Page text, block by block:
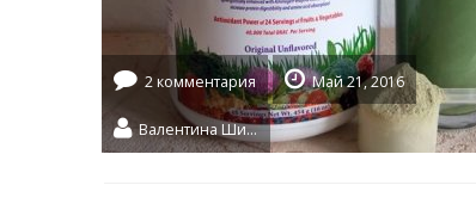
2 комментария Май 21, 2016
Валентина Шидловская